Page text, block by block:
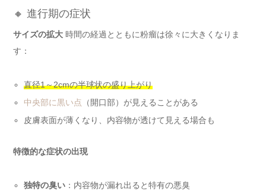
🔸 進行期の症状
サイズの拡大 時間の経過とともに粉瘤は徐々に大きくなりま
す：
直径1～2cmの半球状の盛り上がり
中央部に黒い点 （開口部）が見えることがある
皮膚表面が薄くなり、内容物が透けて見える場合も
特徴的な症状の出現
独特の臭い ：内容物が漏れ出ると特有の悪臭